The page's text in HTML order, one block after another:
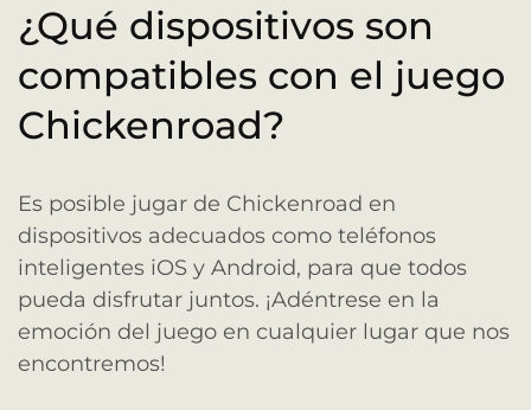
¿Qué dispositivos son
compatibles con el juego
Chickenroad?
Es posible jugar de Chickenroad en
dispositivos adecuados como teléfonos
inteligentes iOS y Android, para que todos
pueda disfrutar juntos. ¡Adéntrese en la
emoción del juego en cualquier lugar que nos
encontremos!